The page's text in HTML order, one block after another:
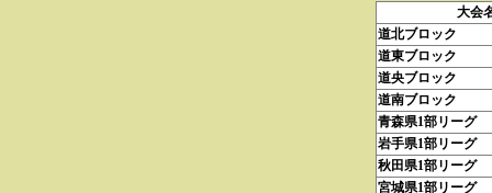
大会
道北ブロック
道東ブロック
道央ブロック
道南ブロック
青森県1部リーグ
岩手県1部リーグ
秋田県1部リーグ
宮城県1部リーグ